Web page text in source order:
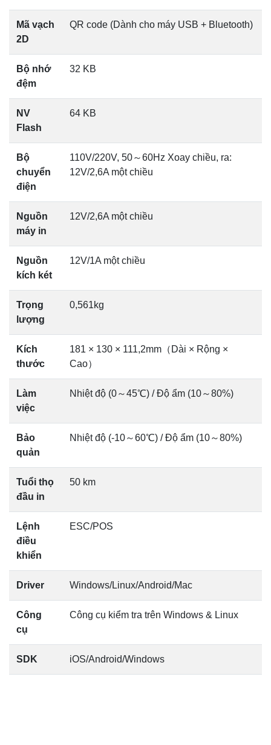
Mã vạch
2D
QR code (Dành cho máy USB + Bluetooth)
Bộ nhớ
đệm
32 KB
NV
Flash
64 KB
Bộ
chuyển
điện
110V/220V, 50～60Hz Xoay chiều, ra:
12V/2,6A một chiều
Nguồn
máy in
12V/2,6A một chiều
Nguồn
kích két
12V/1A một chiều
Trọng
lượng
0,561kg
Kích
thước
181 × 130 × 111,2mm（Dài × Rộng ×
Cao）
Làm
việc
Nhiệt độ (0～45℃) / Độ ẩm (10～80%)
Bảo
quản
Nhiệt độ (-10～60℃) / Độ ẩm (10～80%)
Tuổi thọ
đầu in
50 km
Lệnh
điều
khiển
ESC/POS
Driver Windows/Linux/Android/Mac
Công
cụ
Công cụ kiểm tra trên Windows & Linux
SDK iOS/Android/Windows